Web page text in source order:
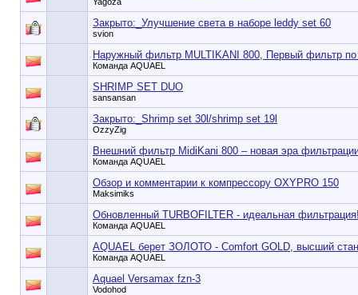
Закрыто:_ Улучшение света в наборе leddy set 60
svion
Наружный фильтр MULTIKANI 800, Первый фильтр
Команда AQUAEL
SHRIMP SET DUO
sansansan
Закрыто:_ Shrimp set 30l/shrimp set 19l
OzzyZig
Внешний фильтр MidiKani 800 – новая эра
Команда AQUAEL
Обзор и комментарии к компрессору OXYPRO 150
Maksimiks
Обновленный TURBOFILTER - идеальная
Команда AQUAEL
AQUAEL берет ЗОЛОТО - Comfort GOLD, высший
Команда AQUAEL
Аquael Versamax fzn-3
Vodohod